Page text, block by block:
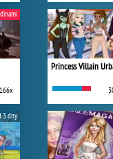
166x
3 dny